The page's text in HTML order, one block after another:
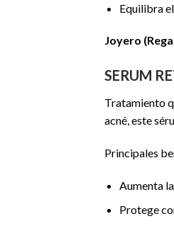
Equilibra
Joyero
SERUM
Tratamiento
acné, este
Principales
Aumenta la
Protege